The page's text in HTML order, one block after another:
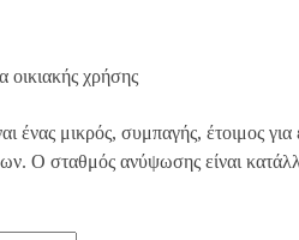
οικιακής χρήσης
ένας μικρός, συμπαγής, έτοιμος
Ο σταθμός ανύψωσης είναι